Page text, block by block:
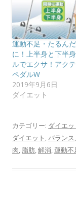
運動不足・たるん
に！上半身と下半
ルでエクサ！アク
ペダルW
2019年9月6日
ダイエット
カテゴリー: ダイエッ
ダイエット ,バランス,
肉, 脂肪,解消,運動不